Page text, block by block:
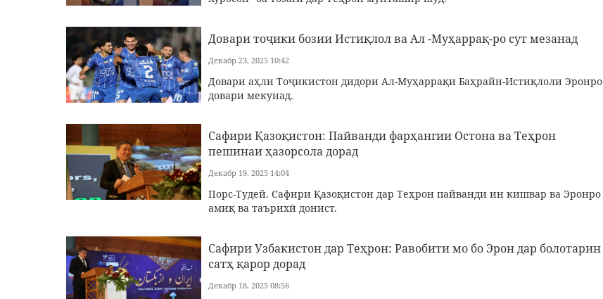
Довари тоҷики бозии Истиқлол ва Ал -Муҳаррақ-ро сут мезанад
Декабр 23, 2025 10:42
Довари аҳли Тоҷикистон дидори Ал-Муҳаррақи Баҳрайн-Истиқлоли Эронро
довари мекунад.
Сафири Қазоқистон: Пайванди фарҳангии Остона ва Теҳрон
пешинаи ҳазорсола дорад
Декабр 19, 2025 14:04
Порс-Тудей. Сафири Қазоқистон дар Теҳрон пайванди ин кишвар ва Эронро
амиқ ва таърихӣ донист.
Сафири Узбакистон дар Теҳрон: Равобити мо бо Эрон дар болотарин
сатҳ қарор дорад
Декабр 18, 2025 08:56